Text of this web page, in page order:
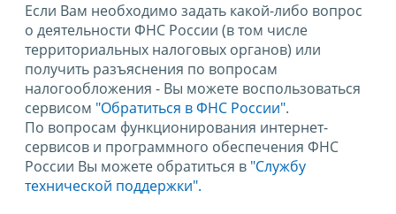
Если Вам необходимо задать какой-либо вопрос
о деятельности ФНС России (в том числе
территориальных налоговых органов) или
получить разъяснения по вопросам
налогообложения - Вы можете воспользоваться
сервисом "Обратиться в ФНС России".
По вопросам функционирования интернет-
сервисов и программного обеспечения ФНС
России Вы можете обратиться в "Службу
технической поддержки".